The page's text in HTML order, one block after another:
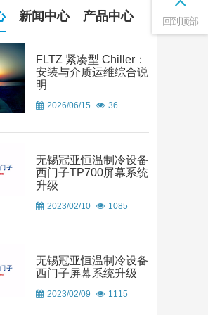
新闻中心 产品中心
FLTZ 紧凑型 Chiller：
安装与介质运维综合说
明
2026/06/15 36
无锡冠亚恒温制冷设备
西门子TP700屏幕系统
升级
2023/02/10 1085
无锡冠亚恒温制冷设备
西门子屏幕系统升级
2023/02/09 1115
回到顶部